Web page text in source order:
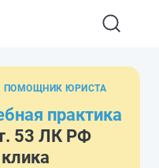
ПОМОЩНИК ЮРИСТА
практика
53 ЛК РФ